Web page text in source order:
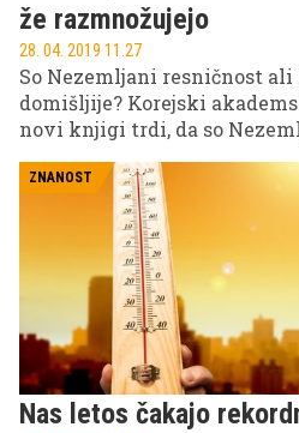
že razmnožujejo
28. 04. 2019 11.27
So Nezemljani resničnost
domišljije? Korejski
novi knjigi trdi, da so
raso, z namenom, da bi
bo rešila naš planet in
ZNANOST
Nas letos čakajo